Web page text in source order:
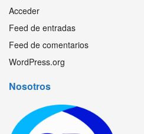
Acceder
Feed de entradas
Feed de comentarios
WordPress.org
Nosotros